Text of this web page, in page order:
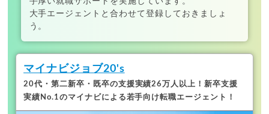
大手エージェントと合わせて登録しておきましょ
う。
マイナビジョブ20's
20代・第二新卒・既卒の支援実績26万人以上！新卒支援
実績No.1のマイナビによる若手向け転職エージェント！